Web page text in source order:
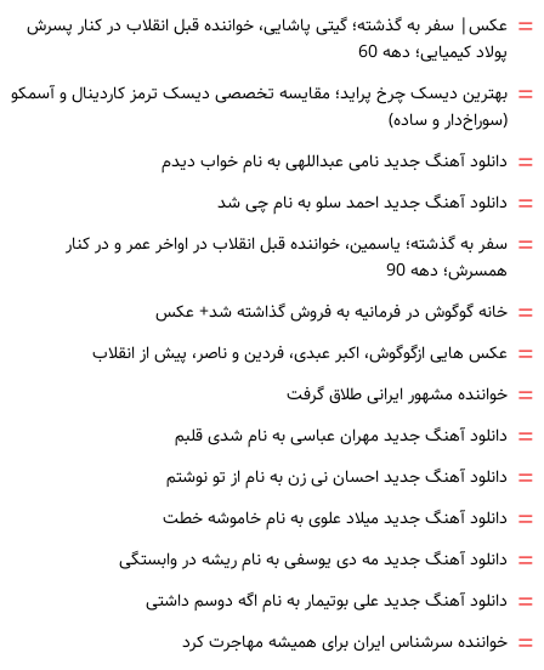
= عکس| سفر به گذشته؛ گیتی پاشایی، خواننده قبل انقلاب در کنار پسرش
پولاد کیمیایی؛ دهه 60
= بهترین دیسک چرخ پراید؛ مقایسه تخصصی دیسک ترمز کاردینال و آسمکو
(سوراخ‌دار و ساده)
= دانلود آهنگ جدید نامی عبداللهی به نام خواب دیدم
= دانلود آهنگ جدید احمد سلو به نام چی شد
= سفر به گذشته؛ یاسمین، خواننده قبل انقلاب در اواخر عمر و در کنار
همسرش؛ دهه 90
= خانه گوگوش در فرمانیه به فروش گذاشته شد+ عکس
= عکس هایی ازگوگوش، اکبر عبدی، فردین و ناصر، پیش از انقلاب
= خواننده مشهور ایرانی طلاق گرفت
= دانلود آهنگ جدید مهران عباسی به نام شدی قلبم
= دانلود آهنگ جدید احسان نی زن به نام از تو نوشتم
= دانلود آهنگ جدید میلاد علوی به نام خاموشه خطت
= دانلود آهنگ جدید مه دی یوسفی به نام ریشه در وابستگی
= دانلود آهنگ جدید علی بوتیمار به نام اگه دوسم داشتی
= خواننده سرشناس ایران برای همیشه مهاجرت کرد